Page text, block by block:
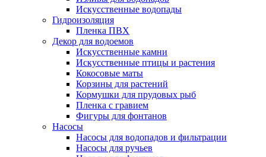
Искусственные водопады
Гидроизоляция
Пленка ПВХ
Декор для водоемов
Искусственные камни
Искусственные птицы и растения
Кокосовые маты
Корзины для растений
Кормушки для прудовых рыб
Пленка с гравием
Фигуры для фонтанов
Насосы
Насосы для водопадов и фильтрации
Насосы для ручьев